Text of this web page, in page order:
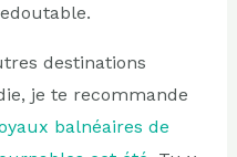
destinations
je te recommande
balnéaires de